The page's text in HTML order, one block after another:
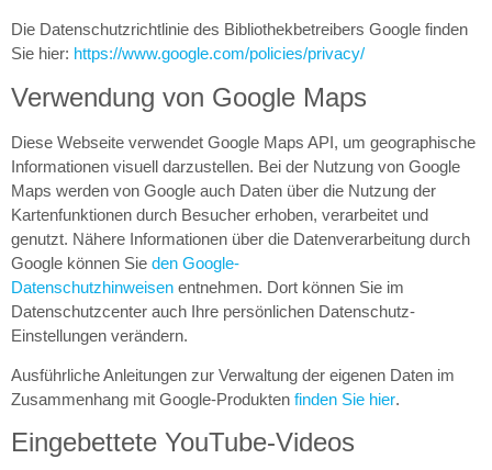
Die Datenschutzrichtlinie des Bibliothekbetreibers Google finden
Sie hier: https://www.google.com/policies/privacy/
Verwendung von Google Maps
Diese Webseite verwendet Google Maps API, um geographische
Informationen visuell darzustellen. Bei der Nutzung von Google
Maps werden von Google auch Daten über die Nutzung der
Kartenfunktionen durch Besucher erhoben, verarbeitet und
genutzt. Nähere Informationen über die Datenverarbeitung durch
Google können Sie den Google-
Datenschutzhinweisen entnehmen. Dort können Sie im
Datenschutzcenter auch Ihre persönlichen Datenschutz-
Einstellungen verändern.
Ausführliche Anleitungen zur Verwaltung der eigenen Daten im
Zusammenhang mit Google-Produkten finden Sie hier.
Eingebettete YouTube-Videos